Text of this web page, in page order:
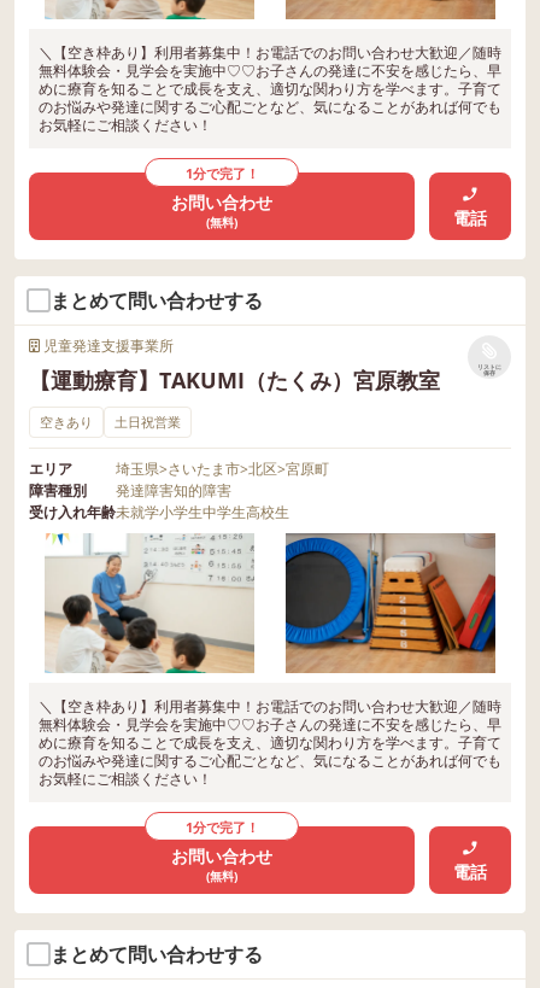
＼【空き枠あり】利用者募集中！お電話でのお問い合わせ大歓迎／随時
無料体験会・見学会を実施中♡♡お子さんの発達に不安を感じたら、早
めに療育を知ることで成長を支え、適切な関わり方を学べます。子育て
のお悩みや発達に関するご心配ごとなど、気になることがあれば何でも
お気軽にご相談ください！
1分で完了！
お問い合わせ
(無料) 電話
まとめて問い合わせする
児童発達支援事業所
【運動療育】TAKUMI（たくみ）宮原教室
リストに
保存
空きあり 土日祝営業
エリア 埼玉県>さいたま市>北区>宮原町
障害種別
発達障害知的障害
受け入れ年齢未就学小学生中学生高校生
＼【空き枠あり】利用者募集中！お電話でのお問い合わせ大歓迎／随時
無料体験会・見学会を実施中♡♡お子さんの発達に不安を感じたら、早
めに療育を知ることで成長を支え、適切な関わり方を学べます。子育て
のお悩みや発達に関するご心配ごとなど、気になることがあれば何でも
お気軽にご相談ください！
1分で完了！
お問い合わせ
(無料) 電話
まとめて問い合わせする